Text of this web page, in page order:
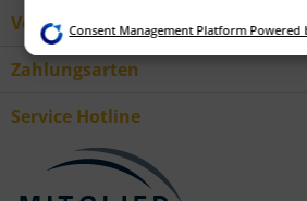
Vorteile
Zahlungsarten
Service Hotline
Verwendung von Profilen zur Auswahl
Verwendung von Profilen zur Auswahl
Messung der Werbeleistung
Analyse von Zielgruppen durch Statistiken
Entwicklung und Verbesserung der Angebote
Verwendung reduzierter Daten zur
Besondere Features:
Consent Management Platform Powered